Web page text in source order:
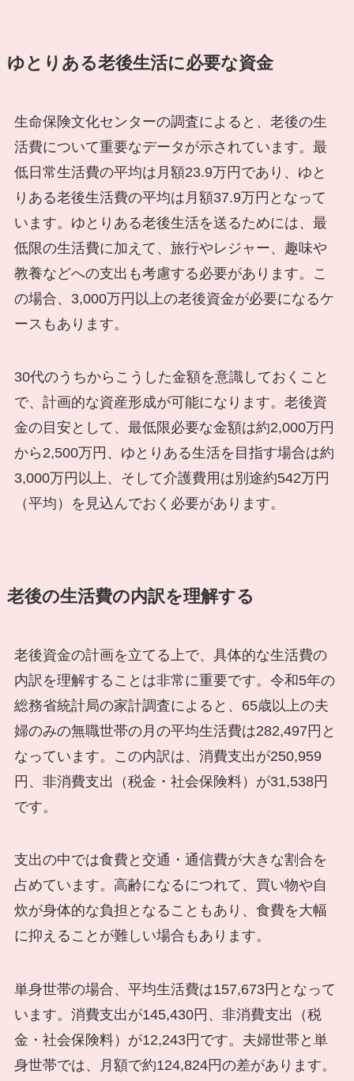
ゆとりある老後生活に必要な資金
生命保険文化センターの調査によると、老後の生
活費について重要なデータが示されています。最
低日常生活費の平均は月額23.9万円であり、ゆと
りある老後生活費の平均は月額37.9万円となって
います。ゆとりある老後生活を送るためには、最
低限の生活費に加えて、旅行やレジャー、趣味や
教養などへの支出も考慮する必要があります。こ
の場合、3,000万円以上の老後資金が必要になるケ
ースもあります。
30代のうちからこうした金額を意識しておくこと
で、計画的な資産形成が可能になります。老後資
金の目安として、最低限必要な金額は約2,000万円
から2,500万円、ゆとりある生活を目指す場合は約
3,000万円以上、そして介護費用は別途約542万円
（平均）を見込んでおく必要があります。
老後の生活費の内訳を理解する
老後資金の計画を立てる上で、具体的な生活費の
内訳を理解することは非常に重要です。令和5年の
総務省統計局の家計調査によると、65歳以上の夫
婦のみの無職世帯の月の平均生活費は282,497円と
なっています。この内訳は、消費支出が250,959
円、非消費支出（税金・社会保険料）が31,538円
です。
支出の中では食費と交通・通信費が大きな割合を
占めています。高齢になるにつれて、買い物や自
炊が身体的な負担となることもあり、食費を大幅
に抑えることが難しい場合もあります。
単身世帯の場合、平均生活費は157,673円となって
います。消費支出が145,430円、非消費支出（税
金・社会保険料）が12,243円です。夫婦世帯と単
身世帯では、月額で約124,824円の差があります。